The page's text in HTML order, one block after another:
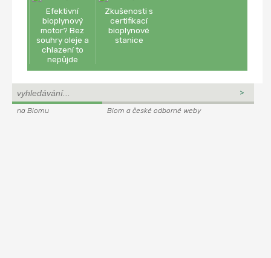
Efektivní
bioplynový
motor? Bez
souhry oleje a
chlazení to
nepůjde
Zkušenosti s
certifikací
bioplynové
stanice
na Biomu Biom a české odborné weby